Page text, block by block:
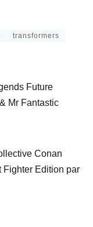
transformers
Future
Mr Fantastic
Conan
Fighter Edition par